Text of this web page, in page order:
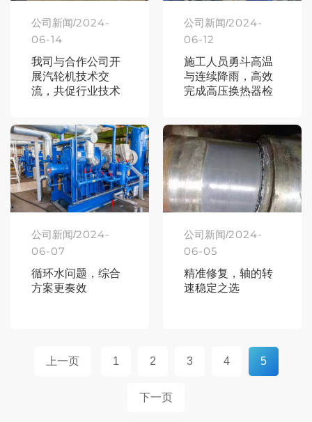
公司新闻/2024-
06-14
我司与合作公司开
展汽轮机技术交
流，共促行业技术
公司新闻/2024-
06-12
施工人员勇斗高温
与连续降雨，高效
完成高压换热器检
公司新闻/2024-
06-07
循环水问题，综合
方案更奏效
公司新闻/2024-
06-05
精准修复，轴的转
速稳定之选
上一页 1 2 3 4 5
下一页